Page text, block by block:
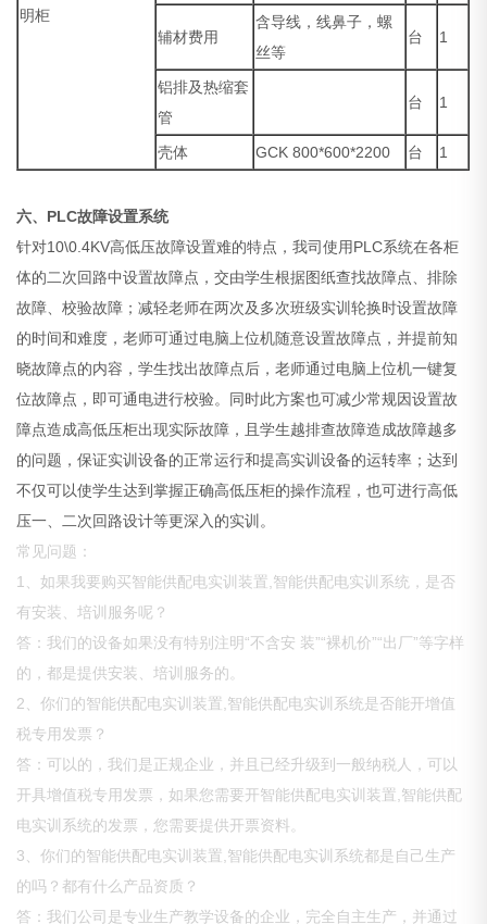
明柜
辅材费用
含导线，线鼻子，螺
丝等
台 1
铝排及热缩套
管
台 1
壳体 GCK 800*600*2200 台 1
六、 PLC故障设置系统
针对10\0.4KV高低压故障设置难的特点，我司使用PLC系统在各柜
体的二次回路中设置故障点，交由学生根据图纸查找故障点、排除
故障、校验故障；减轻老师在两次及多次班级实训轮换时设置故障
的时间和难度，老师可通过电脑上位机随意设置故障点，并提前知
晓故障点的内容，学生找出故障点后，老师通过电脑上位机一键复
位故障点，即可通电进行校验。同时此方案也可减少常规因设置故
障点造成高低压柜出现实际故障，且学生越排查故障造成故障越多
的问题，保证实训设备的正常运行和提高实训设备的运转率；达到
不仅可以使学生达到掌握正确高低压柜的操作流程，也可进行高低
压一、二次回路设计等更深入的实训。
常见问题：
1、如果我要购买智能供配电实训装置,智能供配电实训系统，是否
有安装、培训服务呢？
答：我们的设备如果没有特别注明“不含安 装”“裸机价”“出厂”等字样
的，都是提供安装、培训服务的。
2、你们的智能供配电实训装置,智能供配电实训系统是否能开增值
税专用发票？
答：可以的，我们是正规企业，并且已经升级到一般纳税人，可以
开具增值税专用发票，如果您需要开智能供配电实训装置,智能供配
电实训系统的发票，您需要提供开票资料。
3、你们的智能供配电实训装置,智能供配电实训系统都是自己生产
的吗？都有什么产品资质？
答：我们公司是专业生产教学设备的企业，完全自主生产，并通过